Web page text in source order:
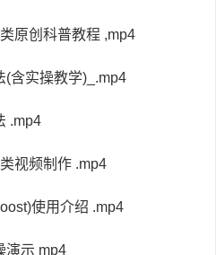
原创科普教程 ,mp4
(含实操教学)_.mp4
.mp4
视频制作 .mp4
使用介绍 .mp4
演示 mp4